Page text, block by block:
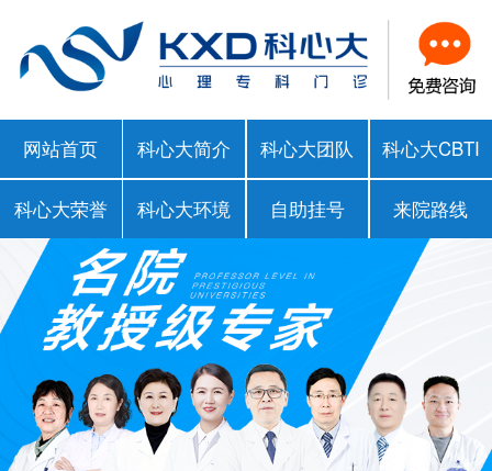
网站首页 科心大简介 科心大团队 科心大CBTI
科心大荣誉 科心大环境 自助挂号 来院路线